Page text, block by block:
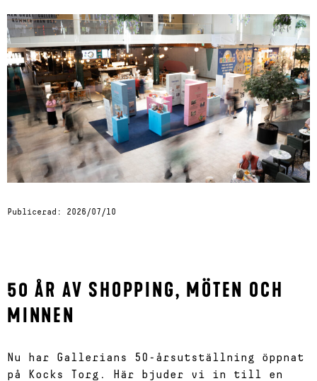
Publicerad: 2026/07/10
50 ÅR AV SHOPPING, MÖTEN OCH
MINNEN
Nu har Gallerians 50-årsutställning öppnat
på Kocks Torg. Här bjuder vi in till en